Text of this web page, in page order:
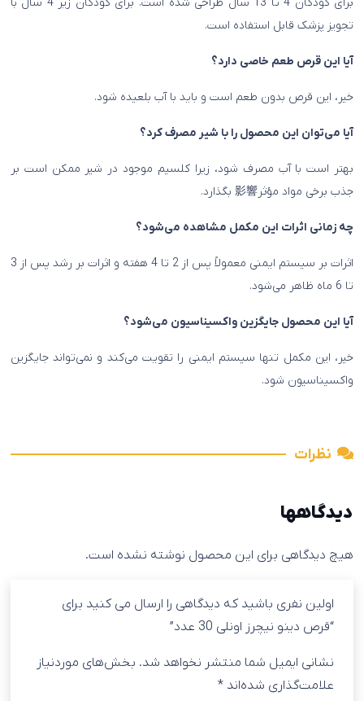
تجویز پزشک قابل استفاده است.
آیا این قرص طعم خاصی دارد؟
خیر، این قرص بدون طعم است و باید با آب بلعیده شود.
آیا می‌توان این محصول را با شیر مصرف کرد؟
بهتر است با آب مصرف شود، زیرا کلسیم موجود در شیر ممکن است بر
جذب برخی مواد مؤثر影響 بگذارد.
چه زمانی اثرات این مکمل مشاهده می‌شود؟
اثرات بر سیستم ایمنی معمولاً پس از 2 تا 4 هفته و اثرات بر رشد پس از 3
تا 6 ماه ظاهر می‌شود.
آیا این محصول جایگزین واکسیناسیون می‌شود؟
خیر، این مکمل تنها سیستم ایمنی را تقویت می‌کند و نمی‌تواند جایگزین
واکسیناسیون شود.
نظرات
دیدگاهها
هیچ دیدگاهی برای این محصول نوشته نشده است.
اولین نفری باشید که دیدگاهی را ارسال می کنید برای
“قرص دینو نیچرز اونلی 30 عدد”
نشانی ایمیل شما منتشر نخواهد شد. بخش‌های موردنیاز
علامت‌گذاری شده‌اند *